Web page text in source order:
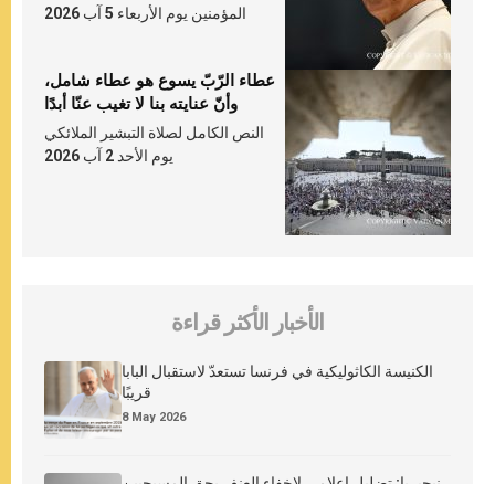
المؤمنين يوم الأربعاء 5 آب 2026
عطاء الرّبّ يسوع هو عطاء شامل،
وأنّ عنايته بنا لا تغيب عنّا أبدًا
النص الكامل لصلاة التبشير الملائكي
يوم الأحد 2 آب 2026
الأخبار الأكثر قراءة
الكنيسة الكاثوليكية في فرنسا تستعدّ لاستقبال البابا
قريبًا
8 May 2026